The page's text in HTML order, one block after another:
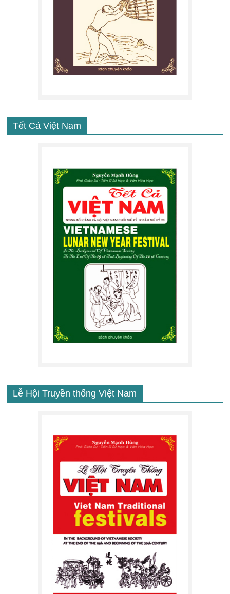
Tết Cả Việt Nam
Lễ Hội Truyền thống Việt Nam